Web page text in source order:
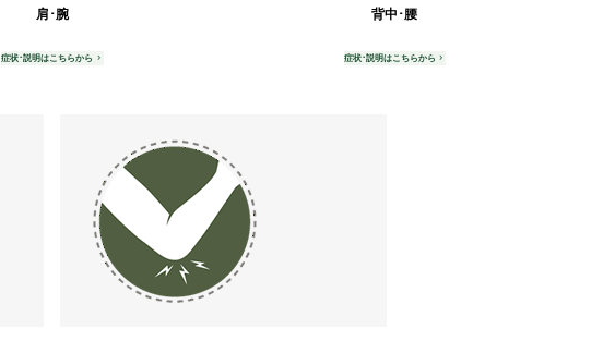
肩･腕
症状･説明はこちらから
背中･腰
症状･説明はこちらから